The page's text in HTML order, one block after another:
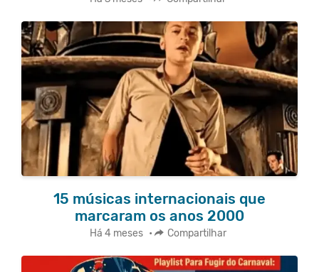
15 músicas internacionais que
marcaram os anos 2000
Há 4 meses • Compartilhar